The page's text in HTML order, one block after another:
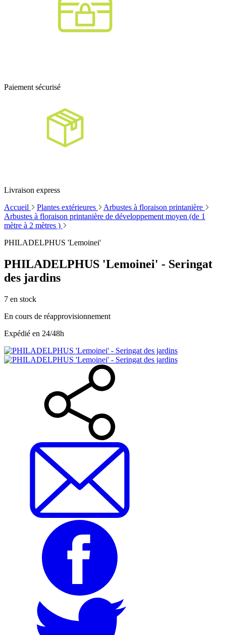
Paiement sécurisé
Livraison express
Accueil
Plantes extérieures
Arbustes à floraison printanière
Arbustes à floraison printanière de développement moyen (de 1
mètre à 2 mètres )
PHILADELPHUS 'Lemoinei'
PHILADELPHUS 'Lemoinei' - Seringat
des jardins
7 en stock
En cours de réapprovisionnement
Expédié en 24/48h